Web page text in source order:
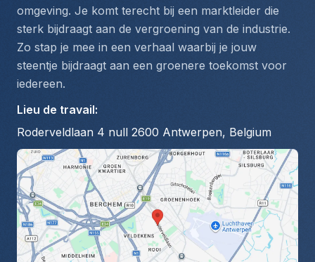
omgeving. Je komt terecht bij een marktleider die
sterk bijdraagt aan de vergroening van de industrie.
Zo stap je mee in een verhaal waarbij je jouw
steentje bijdraagt aan een groenere toekomst voor
iedereen.
Lieu de travail:
Roderveldlaan 4 null 2600 Antwerpen, Belgium